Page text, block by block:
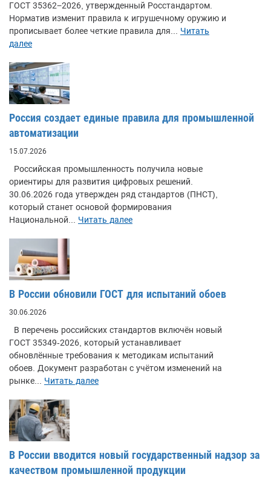
ГОСТ 35362−2026, утвержденный Росстандартом.
Норматив изменит правила к игрушечному оружию и
прописывает более четкие правила для... Читать
далее
Россия создает единые правила для промышленной
автоматизации
15.07.2026
Российская промышленность получила новые
ориентиры для развития цифровых решений.
30.06.2026 года утвержден ряд стандартов (ПНСТ),
который станет основой формирования
Национальной... Читать далее
В России обновили ГОСТ для испытаний обоев
30.06.2026
В перечень российских стандартов включён новый
ГОСТ 35349-2026, который устанавливает
обновлённые требования к методикам испытаний
обоев. Документ разработан с учётом изменений на
рынке... Читать далее
В России вводится новый государственный надзор за
качеством промышленной продукции